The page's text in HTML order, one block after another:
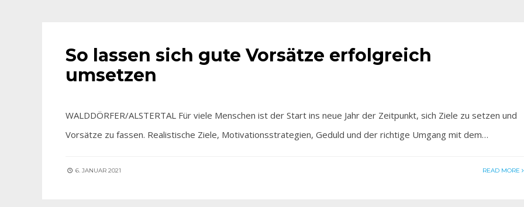
So lassen sich gute Vorsätze erfolgreich
umsetzen
WALDDÖRFER/ALSTERTAL Für viele Menschen ist der Start ins neue Jahr der Zeitpunkt, sich Ziele zu setzen und
Vorsätze zu fassen. Realistische Ziele, Motivationsstrategien, Geduld und der richtige Umgang mit dem…
6. JANUAR 2021 READ MORE